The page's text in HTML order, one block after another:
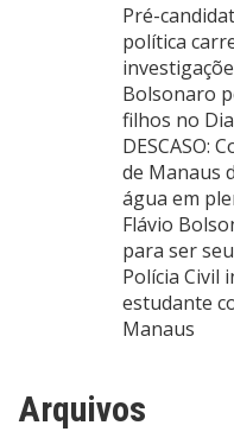
Pré-
política
Bolsonaro
filhos no
DESCASO:
de Manaus
água em
Flávio
para ser
Polícia Civil
estudante
Manaus
Arquivos